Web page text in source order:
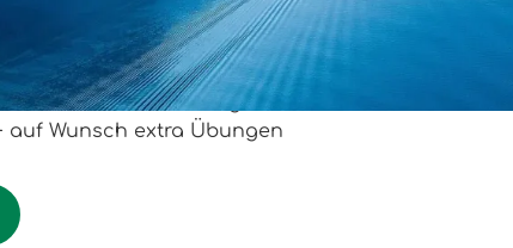
mich
Übersetzen von Kurzgeschichten mit
auf Wunsch extra Übungen